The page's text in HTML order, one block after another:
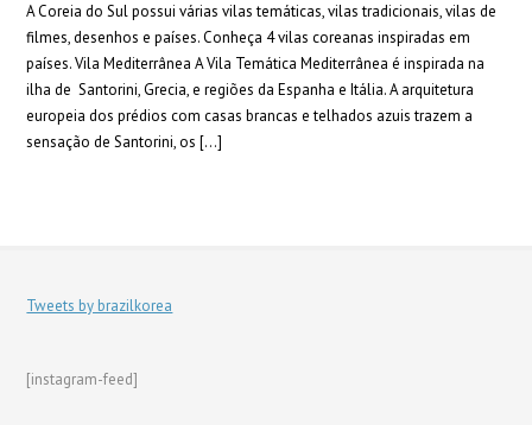
A Coreia do Sul possui várias vilas temáticas, vilas tradicionais, vilas de
filmes, desenhos e países. Conheça 4 vilas coreanas inspiradas em
países. Vila Mediterrânea A Vila Temática Mediterrânea é inspirada na
ilha de Santorini, Grecia, e regiões da Espanha e Itália. A arquitetura
europeia dos prédios com casas brancas e telhados azuis trazem a
sensação de Santorini, os […]
Tweets by brazilkorea
[instagram-feed]